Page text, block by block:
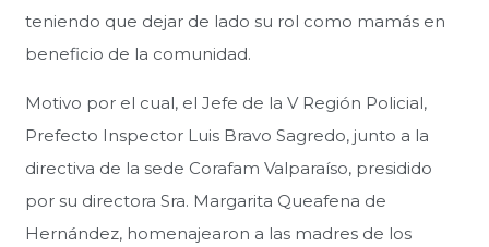
teniendo que dejar de lado su rol como mamás en
beneficio de la comunidad.
Motivo por el cual, el Jefe de la V Región Policial,
Prefecto Inspector Luis Bravo Sagredo, junto a la
directiva de la sede Corafam Valparaíso, presidido
por su directora Sra. Margarita Queafena de
Hernández, homenajearon a las madres de los